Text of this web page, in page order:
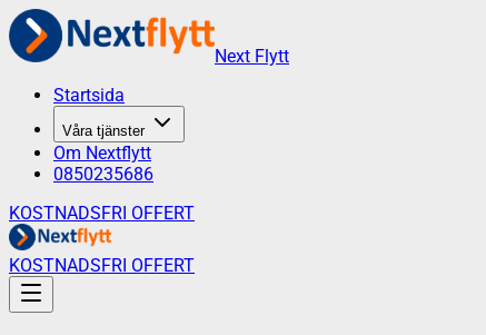
Next Flytt
Startsida
Våra tjänster
Om Nextflytt
0850235686
KOSTNADSFRI OFFERT
KOSTNADSFRI OFFERT